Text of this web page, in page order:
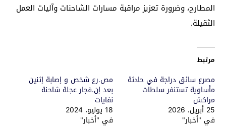
المطارح، وضرورة تعزيز مراقبة مسارات الشاحنات وآليات العمل
الثقيلة.
مرتبط
مصرع سائق دراجة في حادثة
مأساوية تستنفر سلطات
مراكش
25 أبريل، 2026
في "أخبار"
مص.رع شخص و إصابة إثنين
بعد إن.فجار عجلة شاحنة
نفايات
18 يوليو، 2024
في "أخبار"